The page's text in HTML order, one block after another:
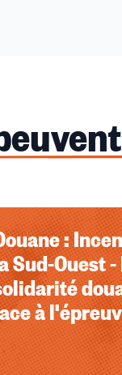
:
Sud-Ouest -
à